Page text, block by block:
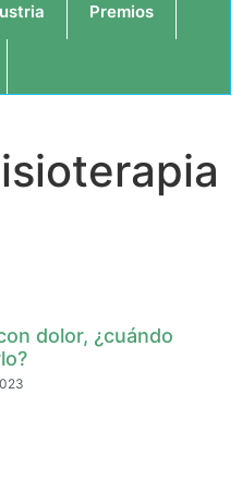
Premios
dolor, ¿cuándo